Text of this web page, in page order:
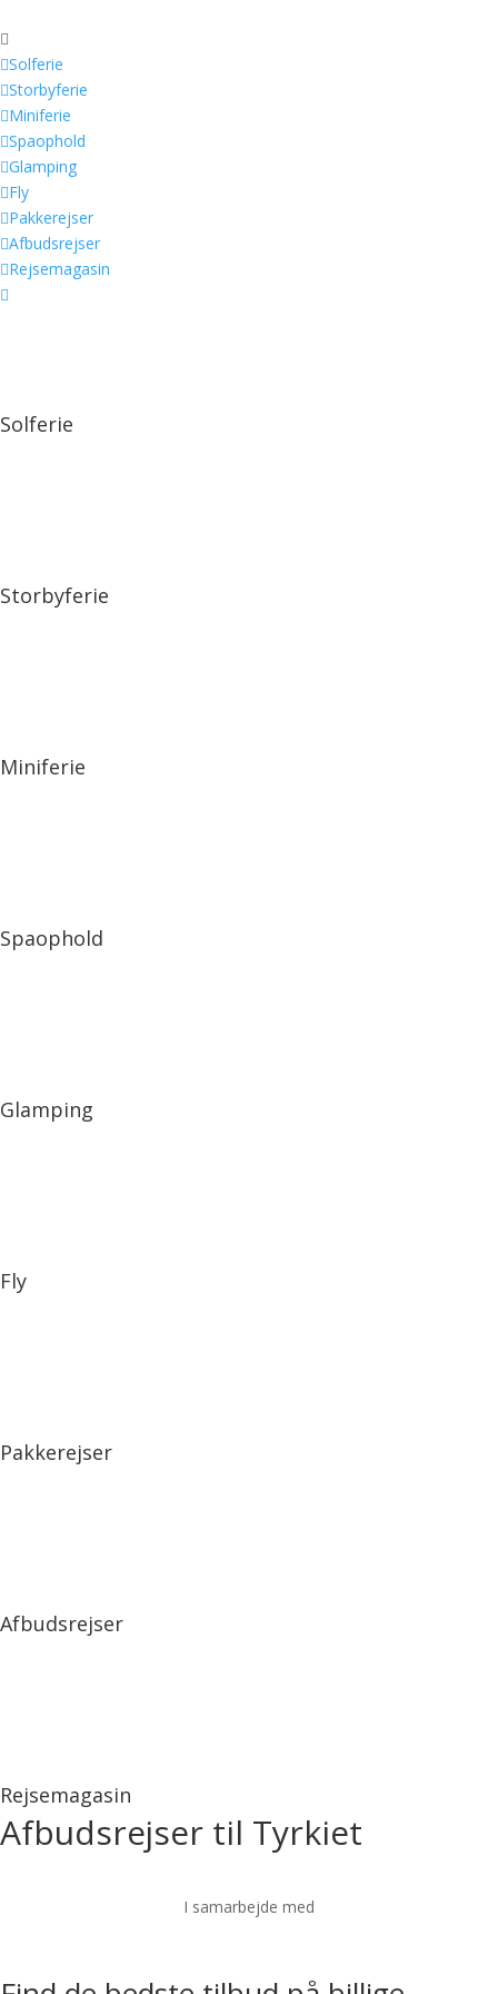

Solferie
Storbyferie
Miniferie
Spaophold
Glamping
Fly
Pakkerejser
Afbudsrejser
Rejsemagasin

Solferie
Storbyferie
Miniferie
Spaophold
Glamping
Fly
Pakkerejser
Afbudsrejser
Rejsemagasin
Afbudsrejser til Tyrkiet
I samarbejde med